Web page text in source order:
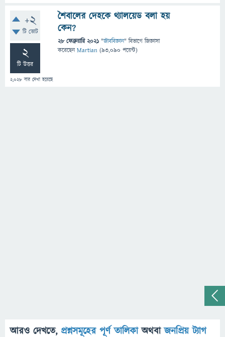
+2
টি ভোট
2
টি উত্তর
2,028 বার দেখা হয়েছে
শৈবালের দেহকে থ্যালয়েড বলা হয়
কেন?
28 ফেব্রুয়ারি 2021 "জীববিজ্ঞান" বিভাগে জিজ্ঞাসা
করেছেনMartian (93,090 পয়েন্ট)
আরও দেখতে, প্রশ্নসমূহের পূর্ণ তালিকাঅথবাজনপ্রিয় ট্যাগ